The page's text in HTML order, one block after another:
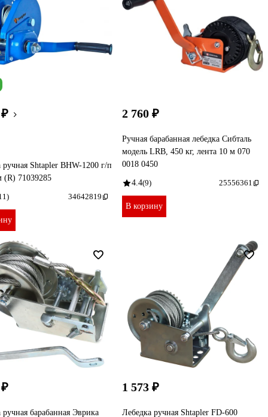
₽
ручная Shtapler BHW-1200 г/п
(R) 71039285
34642819
2 760 ₽
Ручная барабанная лебедка Сибталь
модель LRB, 450 кг, лента 10 м 070
0018 0450
4.4(9) 25556361
В корзину
₽
ручная барабанная Эврика
1 573 ₽
Лебедка ручная Shtapler FD-600